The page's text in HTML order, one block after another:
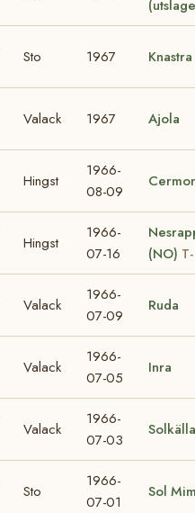
Sto 1967 Knastra
Valack 1967 Ajola
Hingst
1966-
08-09
Hingst
1966-
07-16
(NO)
Valack
1966-
07-09
Ruda
Valack
1966-
07-05
Inra
Valack
1966-
07-03
Solkälla
Sto
1966-
07-01
Sol